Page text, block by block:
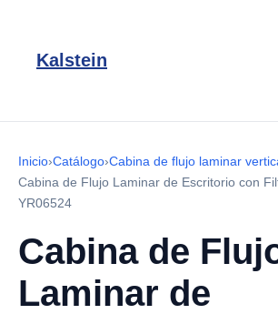
Kalstein
Inicio›Catálogo›Cabina de flujo laminar
Cabina de Flujo Laminar de Escritorio con
YR06524
Cabina de
Laminar de